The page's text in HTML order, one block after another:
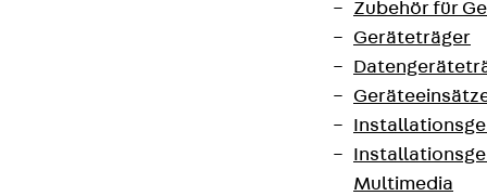
Zubehör für
Geräteträger
Multimedia